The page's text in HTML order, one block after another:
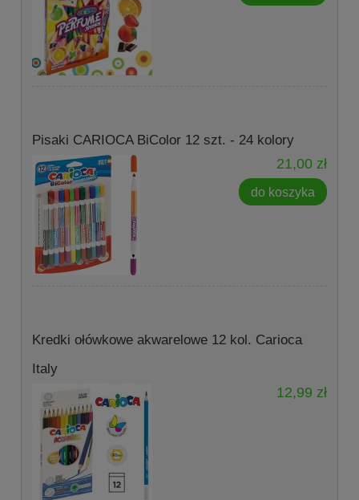
Pisaki CARIOCA BiColor 12 szt. - 24 kolory
21,00 zł
do koszyka
Kredki ołówkowe akwarelowe 12 kol. Carioca
Italy
12,99 zł